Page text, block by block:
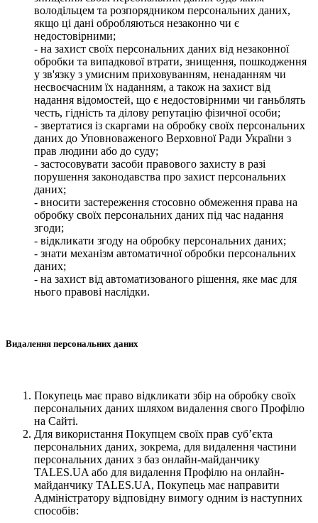
володільцем та розпорядником персональних даних,
якщо ці дані обробляються незаконно чи є
недостовірними;
- на захист своїх персональних даних від незаконної
обробки та випадкової втрати, знищення, пошкодження
у зв'язку з умисним приховуванням, ненаданням чи
несвоєчасним їх наданням, а також на захист від
надання відомостей, що є недостовірними чи ганьблять
честь, гідність та ділову репутацію фізичної особи;
- звертатися із скаргами на обробку своїх персональних
даних до Уповноваженого Верховної Ради України з
прав людини або до суду;
- застосовувати засоби правового захисту в разі
порушення законодавства про захист персональних
даних;
- вносити застереження стосовно обмеження права на
обробку своїх персональних даних під час надання
згоди;
- відкликати згоду на обробку персональних даних;
- знати механізм автоматичної обробки персональних
даних;
- на захист від автоматизованого рішення, яке має для
нього правові наслідки.
Видалення персональних даних
Покупець має право відкликати збір на обробку своїх
персональних даних шляхом видалення свого Профілю
на Сайті.
Для використання Покупцем своїх прав суб’єкта
персональних даних, зокрема, для видалення частини
персональних даних з баз онлайн-майданчику
TALES.UA або для видалення Профілю на онлайн-
майданчику TALES.UA, Покупець має направити
Адміністратору відповідну вимогу одним із наступних
способів: